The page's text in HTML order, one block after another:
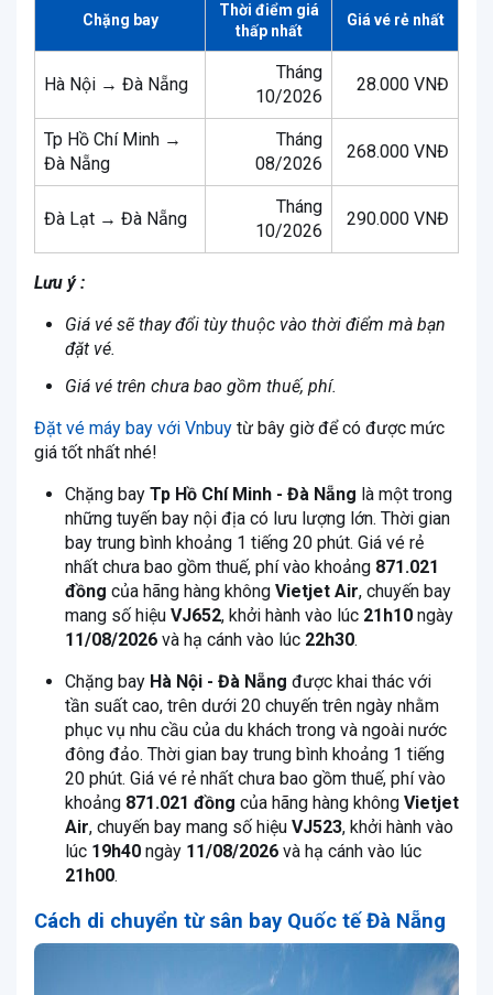
Chặng bay
Thời điểm giá
thấp nhất
Giá vé rẻ nhất
Hà Nội → Đà Nẵng
Tháng
10/2026
28.000 VNĐ
Tp Hồ Chí Minh →
Đà Nẵng
Tháng
08/2026
268.000 VNĐ
Đà Lạt → Đà Nẵng
Tháng
10/2026
290.000 VNĐ
Lưu ý :
Giá vé sẽ thay đổi tùy thuộc vào thời điểm mà bạn
đặt vé.
Giá vé trên chưa bao gồm thuế, phí.
Đặt vé máy bay với Vnbuy từ bây giờ để có được mức
giá tốt nhất nhé!
Chặng bay Tp Hồ Chí Minh - Đà Nẵng là một trong
những tuyến bay nội địa có lưu lượng lớn. Thời gian
bay trung bình khoảng 1 tiếng 20 phút. Giá vé rẻ
nhất chưa bao gồm thuế, phí vào khoảng 871.021
đồng của hãng hàng không Vietjet Air, chuyến bay
mang số hiệu VJ652, khởi hành vào lúc 21h10 ngày
11/08/2026 và hạ cánh vào lúc 22h30.
Chặng bay Hà Nội - Đà Nẵng được khai thác với
tần suất cao, trên dưới 20 chuyến trên ngày nhằm
phục vụ nhu cầu của du khách trong và ngoài nước
đông đảo. Thời gian bay trung bình khoảng 1 tiếng
20 phút. Giá vé rẻ nhất chưa bao gồm thuế, phí vào
khoảng 871.021 đồng của hãng hàng không Vietjet
Air, chuyến bay mang số hiệu VJ523, khởi hành vào
lúc 19h40 ngày 11/08/2026 và hạ cánh vào lúc
21h00.
Cách di chuyển từ sân bay Quốc tế Đà Nẵng